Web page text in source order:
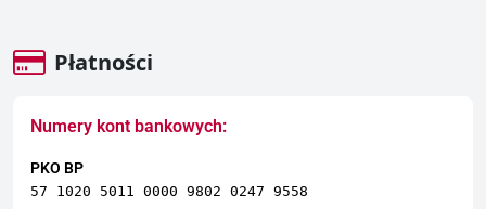
Płatności
Numery kont bankowych:
PKO BP
57 1020 5011 0000 9802 0247 9558